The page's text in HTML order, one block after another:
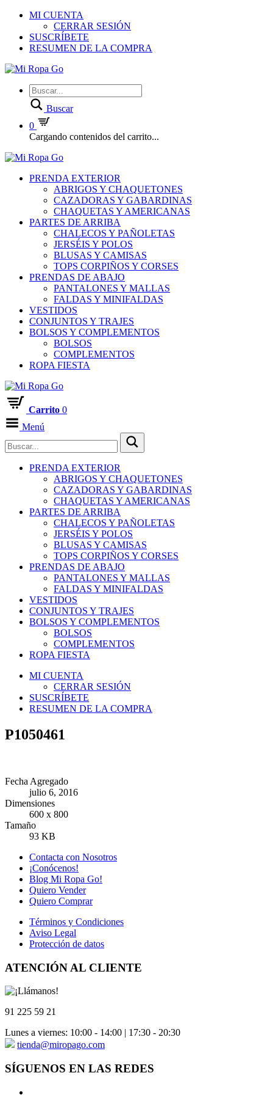
MI CUENTA
CERRAR SESIÓN
SUSCRÍBETE
RESUMEN DE LA COMPRA
Buscar
0
Cargando contenidos del carrito...
PRENDA EXTERIOR
ABRIGOS Y CHAQUETONES
CAZADORAS Y GABARDINAS
CHAQUETAS Y AMERICANAS
PARTES DE ARRIBA
CHALECOS Y PAÑOLETAS
JERSÉIS Y POLOS
BLUSAS Y CAMISAS
TOPS CORPIÑOS Y CORSES
PRENDAS DE ABAJO
PANTALONES Y MALLAS
FALDAS Y MINIFALDAS
VESTIDOS
CONJUNTOS Y TRAJES
BOLSOS Y COMPLEMENTOS
BOLSOS
COMPLEMENTOS
ROPA FIESTA
Carrito 0
Menú
PRENDA EXTERIOR
ABRIGOS Y CHAQUETONES
CAZADORAS Y GABARDINAS
CHAQUETAS Y AMERICANAS
PARTES DE ARRIBA
CHALECOS Y PAÑOLETAS
JERSÉIS Y POLOS
BLUSAS Y CAMISAS
TOPS CORPIÑOS Y CORSES
PRENDAS DE ABAJO
PANTALONES Y MALLAS
FALDAS Y MINIFALDAS
VESTIDOS
CONJUNTOS Y TRAJES
BOLSOS Y COMPLEMENTOS
BOLSOS
COMPLEMENTOS
ROPA FIESTA
MI CUENTA
CERRAR SESIÓN
SUSCRÍBETE
RESUMEN DE LA COMPRA
P1050461
Fecha Agregado
julio 6, 2016
Dimensiones
600 x 800
Tamaño
93 KB
Contacta con Nosotros
¡Conócenos!
Blog Mi Ropa Go!
Quiero Vender
Quiero Comprar
Términos y Condiciones
Aviso Legal
Protección de datos
ATENCIÓN AL CLIENTE
91 225 59 21
Lunes a viernes: 10:00 - 14:00 | 17:30 - 20:30
tienda@miropago.com
SÍGUENOS EN LAS REDES